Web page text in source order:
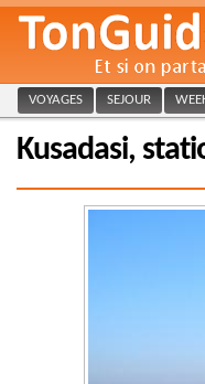
VOYAGES SEJOUR
Kusadasi,